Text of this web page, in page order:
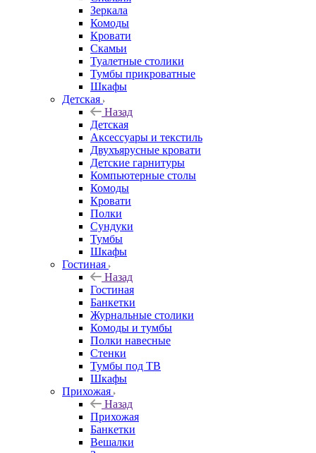
Зеркала
Комоды
Кровати
Скамьи
Туалетные столики
Тумбы прикроватные
Шкафы
Детская
Назад
Детская
Аксессуары и текстиль
Двухъярусные кровати
Детские гарнитуры
Компьютерные столы
Комоды
Кровати
Полки
Сундуки
Тумбы
Шкафы
Гостиная
Назад
Гостиная
Банкетки
Журнальные столики
Комоды и тумбы
Полки навесные
Стенки
Тумбы под ТВ
Шкафы
Прихожая
Назад
Прихожая
Банкетки
Вешалки